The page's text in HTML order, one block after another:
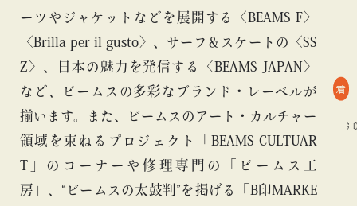
ーツやジャケットなどを展開する〈BEAMS F〉
〈Brilla per il gusto〉、サーフ＆スケートの〈SS
Z〉、日本の魅力を発信する〈BEAMS JAPAN〉
など、ビームスの多彩なブランド・レーベルが
揃います。また、ビームスのアート・カルチャー
領域を束ねるプロジェクト「BEAMS CULTUAR
T」のコーナーや修理専門の「ビームス工
房」、“ビームスの太鼓判”を掲げる「B印MARKE
着
#BEAMS CULTUART #アート #ビームス ジャパン #BEAMS